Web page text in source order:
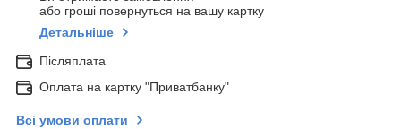
або гроші повернуться на вашу картку
Детальніше
Післяплата
Оплата на картку "Приватбанку"
Всі умови оплати